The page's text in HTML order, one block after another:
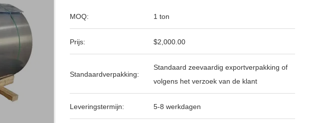
MOQ: 1 ton
Prijs: $2,000.00
Standaardverpakking:
Standaard zeevaardig exportverpakking of
volgens het verzoek van de klant
Leveringstermijn: 5-8 werkdagen